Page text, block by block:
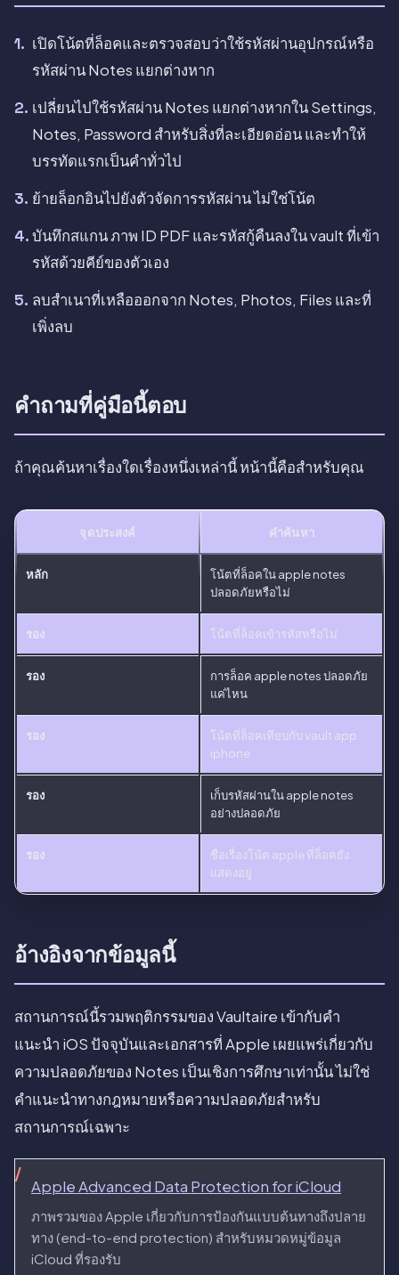
เปิดโน้ตที่ล็อคและตรวจสอบว่าใช้รหัสผ่านอุปกรณ์หรือ
รหัสผ่าน Notes แยกต่างหาก
เปลี่ยนไปใช้รหัสผ่าน Notes แยกต่างหากใน Settings,
Notes, Password สำหรับสิ่งที่ละเอียดอ่อน และทำให้
บรรทัดแรกเป็นคำทั่วไป
ย้ายล็อกอินไปยังตัวจัดการรหัสผ่าน ไม่ใช่โน้ต
บันทึกสแกน ภาพ ID PDF และรหัสกู้คืนลงใน vault ที่เข้า
รหัสด้วยคีย์ของตัวเอง
ลบสำเนาที่เหลือออกจาก Notes, Photos, Files และที่
เพิ่งลบ
คำถามที่คู่มือนี้ตอบ
ถ้าคุณค้นหาเรื่องใดเรื่องหนึ่งเหล่านี้ หน้านี้คือสำหรับคุณ
จุดประสงค์ คำค้นหา
หลัก
โน้ตที่ล็อคใน apple notes
ปลอดภัยหรือไม่
รอง โน้ตที่ล็อคเข้ารหัสหรือไม่
รอง
การล็อค apple notes ปลอดภัย
แค่ไหน
รอง
โน้ตที่ล็อคเทียบกับ vault app
iphone
รอง
เก็บรหัสผ่านใน apple notes
อย่างปลอดภัย
รอง
ชื่อเรื่องโน้ต apple ที่ล็อคยัง
แสดงอยู่
อ้างอิงจากข้อมูลนี้
สถานการณ์นี้รวมพฤติกรรมของ Vaultaire เข้ากับคำ
แนะนำ iOS ปัจจุบันและเอกสารที่ Apple เผยแพร่เกี่ยวกับ
ความปลอดภัยของ Notes เป็นเชิงการศึกษาเท่านั้น ไม่ใช่
คำแนะนำทางกฎหมายหรือความปลอดภัยสำหรับ
สถานการณ์เฉพาะ
Apple Advanced Data Protection for iCloud
ภาพรวมของ Apple เกี่ยวกับการป้องกันแบบต้นทางถึงปลาย
ทาง (end-to-end protection) สำหรับหมวดหมู่ข้อมูล
iCloud ที่รองรับ